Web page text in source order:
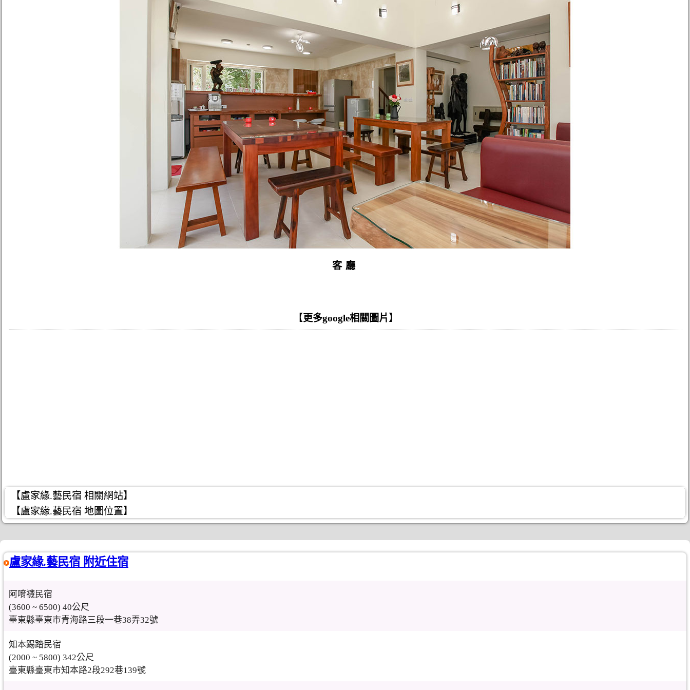
客廳
【更多google相關圖片 】
【盧家緣.藝民宿 相關網站】
【盧家緣.藝民宿 地圖位置】
盧家緣.藝民宿 附近住宿
阿唷襪民宿
(3600 ~ 6500) 40公尺
臺東縣臺東市青海路三段一巷38弄32號
知本踢踏民宿
(2000 ~ 5800) 342公尺
臺東縣臺東市知本路2段292巷139號